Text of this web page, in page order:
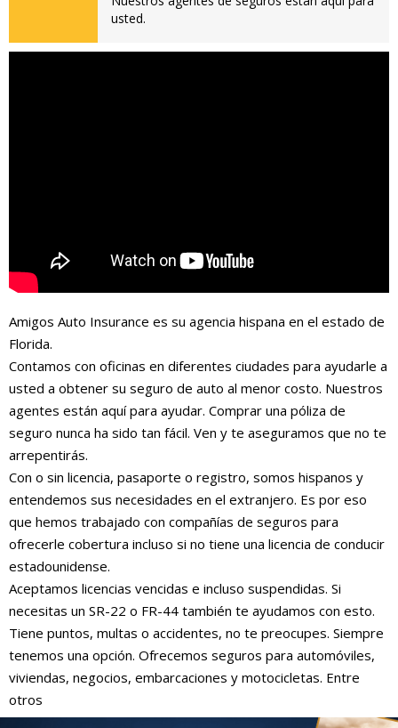
usted.
Amigos Auto Insurance es su agencia hispana en el estado de
Florida.
Contamos con oficinas en diferentes ciudades para ayudarle a
usted a obtener su seguro de auto al menor costo. Nuestros
agentes están aquí para ayudar. Comprar una póliza de
seguro nunca ha sido tan fácil. Ven y te aseguramos que no te
arrepentirás.
Con o sin licencia, pasaporte o registro, somos hispanos y
entendemos sus necesidades en el extranjero. Es por eso
que hemos trabajado con compañías de seguros para
ofrecerle cobertura incluso si no tiene una licencia de conducir
estadounidense.
Aceptamos licencias vencidas e incluso suspendidas. Si
necesitas un SR-22 o FR-44 también te ayudamos con esto.
Tiene puntos, multas o accidentes, no te preocupes. Siempre
tenemos una opción. Ofrecemos seguros para automóviles,
viviendas, negocios, embarcaciones y motocicletas. Entre
otros